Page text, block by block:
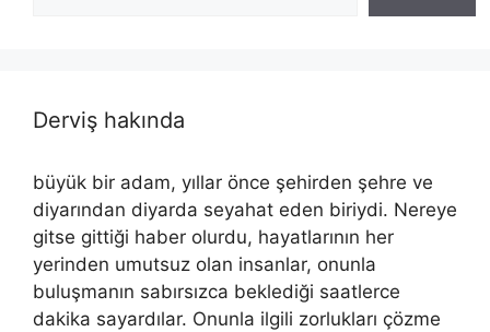
Derviş hakında
büyük bir adam, yıllar önce şehirden şehre ve
diyarından diyarda seyahat eden biriydi. Nereye
gitse gittiği haber olurdu, hayatlarının her
yerinden umutsuz olan insanlar, onunla
buluşmanın sabırsızca beklediği saatlerce
dakika sayardılar. Onunla ilgili zorlukları çözme